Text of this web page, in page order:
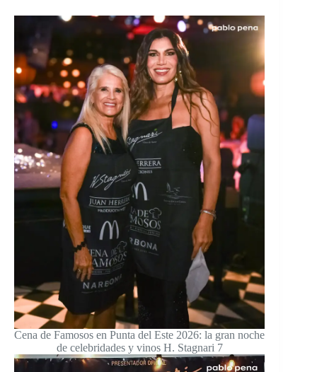
Cena de Famosos en Punta del Este 2026: la gran noche
de celebridades y vinos H. Stagnari 7